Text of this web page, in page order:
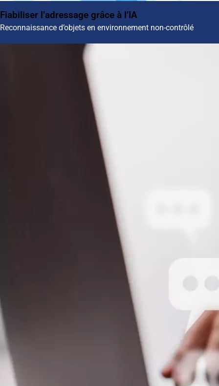
Fiabiliser l’adressage grâce à l’IA
Reconnaissance d’objets en environnement non-contrôlé